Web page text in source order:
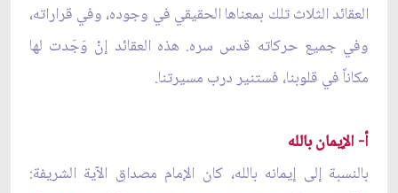
العقائد الثلاث تلك بمعناها الحقيقي في وجوده، وفي قراراته،
وفي جميع حركاته قدس سره. هذه العقائد إنْ وَجَدت لها
مكاناً في قلوبنا، فستنير درب مسيرتنا.
أ- الإيمان بالله
بالنسبة إلى إيمانه بالله، كان الإمام مصداق الآية الشريفة: